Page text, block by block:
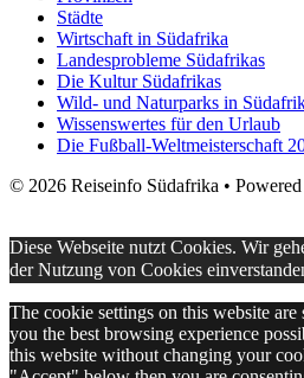
Städte
Wirtschaft in Südafrika
Landesprobleme Südafrikas
Die Kultur Südafrikas
Wild- und Naturparks in
Wissenswertes für den Urlaub
Die Fußball-Weltmeisterschaft
© 2026 Reiseinfo Südafrika •
Diese Webseite nutzt Cookies. Wir
der Nutzung von Cookies
The cookie settings on this website
you the best browsing experience
this website without changing your